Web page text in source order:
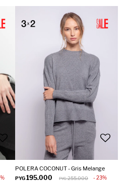
POLERA COCONUT - Gris Melange
PYG195.000 PYG 255.000 23